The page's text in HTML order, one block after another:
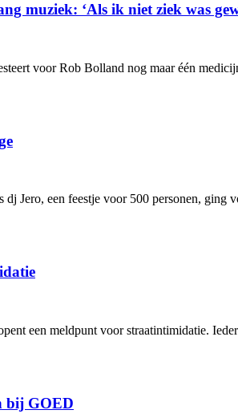
muziek: ‘Als ik niet ziek was
voor Rob Bolland nog maar één
Jero, een feestje voor 500 personen, ging
een meldpunt voor straatintimidatie.
bij GOED